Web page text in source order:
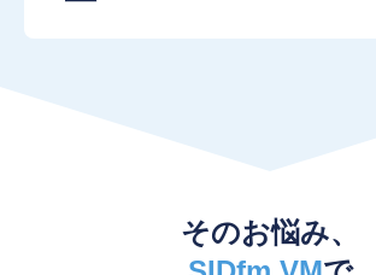
そのお悩み、